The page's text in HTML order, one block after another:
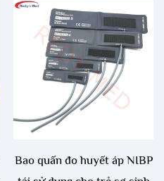
Bao quấn đo huyết áp NIBP